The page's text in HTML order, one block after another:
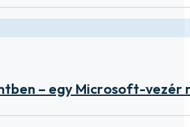
– egy Microsoft-vezér